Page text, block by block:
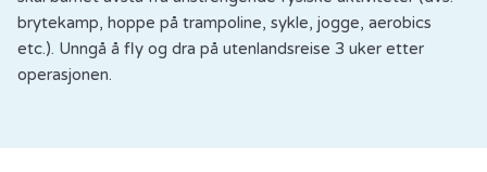
brytekamp, hoppe på trampoline, sykle, jogge, aerobics
etc.). Unngå å fly og dra på utenlandsreise 3 uker etter
operasjonen.